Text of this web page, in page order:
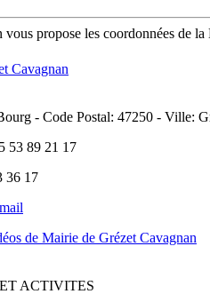
propose les coordonnées de
Cavagnan
- Code Postal: 47250 - Ville:
53 89 21 17
36 17
de Mairie de Grézet Cavagnan
ACTIVITES